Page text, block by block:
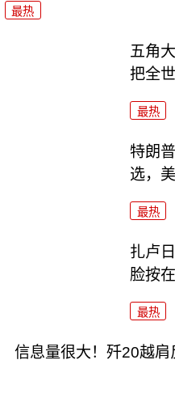
最热
五角
把全
最热
特朗
选，
最热
扎卢
脸按
最热
信息量很大！歼20越